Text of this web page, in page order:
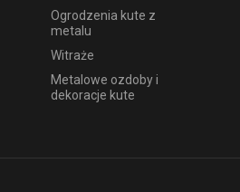
Ogrodzenia kute z
metalu
Witraże
Metalowe ozdoby i
dekoracje kute